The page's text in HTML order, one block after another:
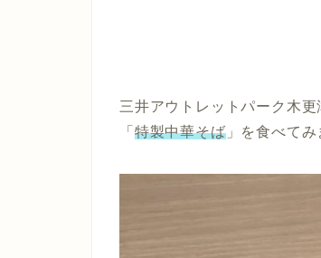
三井アウトレットパーク木
「 特製中華そば」を食べてみ